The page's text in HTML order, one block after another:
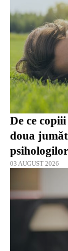
De ce
doua
psihologilor
03 AUGUST 2026